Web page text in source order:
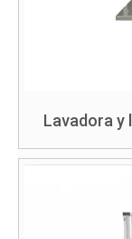
Lavadora y